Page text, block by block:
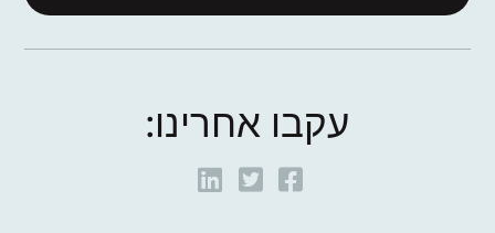
עקבו אחרינו: